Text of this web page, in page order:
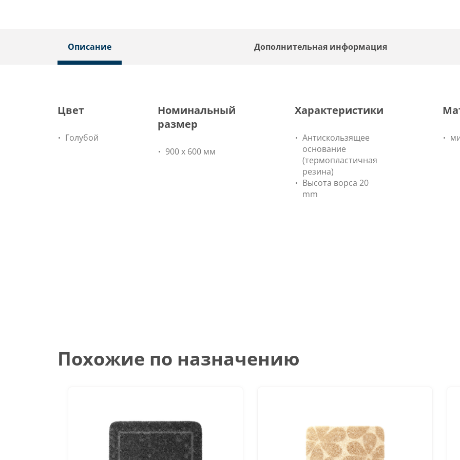
Описание Дополнительная информация
Цвет
Голубой
Номинальный
размер
900 х 600 мм
Характеристики
Антискользящее
основание
(термопластичная
резина)
Высота ворса 20
mm
Похожие по назначению